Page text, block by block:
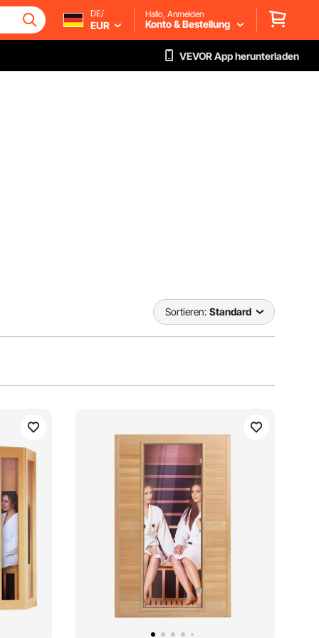
DE/
EUR
Hallo, Anmelden
Konto & Bestellung
VEVOR App herunterladen
Sortieren: Standard